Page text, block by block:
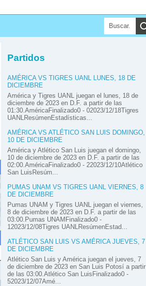
Partidos
AMÉRICA VS TIGRES UANL LUNES, 18 DE
DICIEMBRE
América y Tigres UANL juegan el lunes, 18 de
diciembre de 2023 en D.F. a partir de las
01:30.AméricaFinalizado0 - 02023/12/18Tigres
UANLResúmenEstadísticas...
AMÉRICA VS ATLÉTICO SAN LUIS DOMINGO,
10 DE DICIEMBRE
América y Atlético San Luis juegan el domingo,
10 de diciembre de 2023 en D.F. a partir de las
02:00.AméricaFinalizado0 - 22023/12/10Atlético
San LuisResúm...
PUMAS UNAM VS TIGRES UANL VIERNES, 8
DE DICIEMBRE
Pumas UNAM y Tigres UANL juegan el viernes,
8 de diciembre de 2023 en D.F. a partir de las
03:00.Pumas UNAMFinalizado0 -
12023/12/08Tigres UANLResúmenEstad...
ATLÉTICO SAN LUIS VS AMÉRICA JUEVES, 7
DE DICIEMBRE
Atlético San Luis y América juegan el jueves, 7
de diciembre de 2023 en San Luis Potosí a partir
de las 03:00.Atlético San LuisFinalizado0 -
52023/12/07Amé...